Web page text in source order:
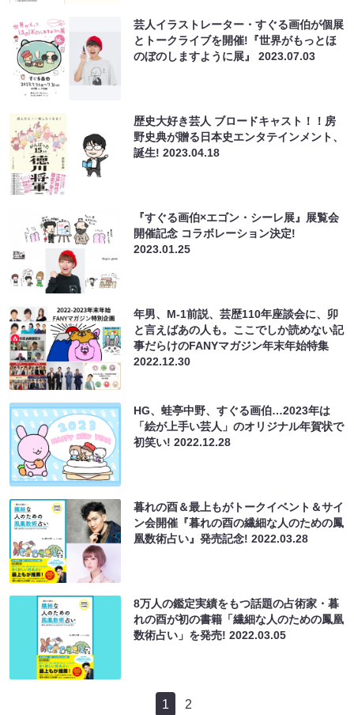
芸人イラストレーター・すぐる画伯が個展
とトークライブを開催!『世界がもっとほ
のぼのしますように展』2023.07.03
歴史大好き芸人 ブロードキャスト！！房
野史典が贈る日本史エンタテインメント、
誕生!2023.04.18
『すぐる画伯×エゴン・シーレ展』展覧会
開催記念 コラボレーション決定!
2023.01.25
年男、M-1前説、芸歴110年座談会に、卯
と言えばあの人も。ここでしか読めない記
事だらけのFANYマガジン年末年始特集
2022.12.30
HG、蛙亭中野、すぐる画伯…2023年は
「絵が上手い芸人」のオリジナル年賀状で
初笑い!2022.12.28
暮れの酉＆最上もがトークイベント＆サイ
ン会開催『暮れの酉の繊細な人のための鳳
凰数術占い』発売記念!2022.03.28
8万人の鑑定実績をもつ話題の占術家・暮
れの酉が初の書籍「繊細な人のための鳳凰
数術占い」を発売!2022.03.05
1 2